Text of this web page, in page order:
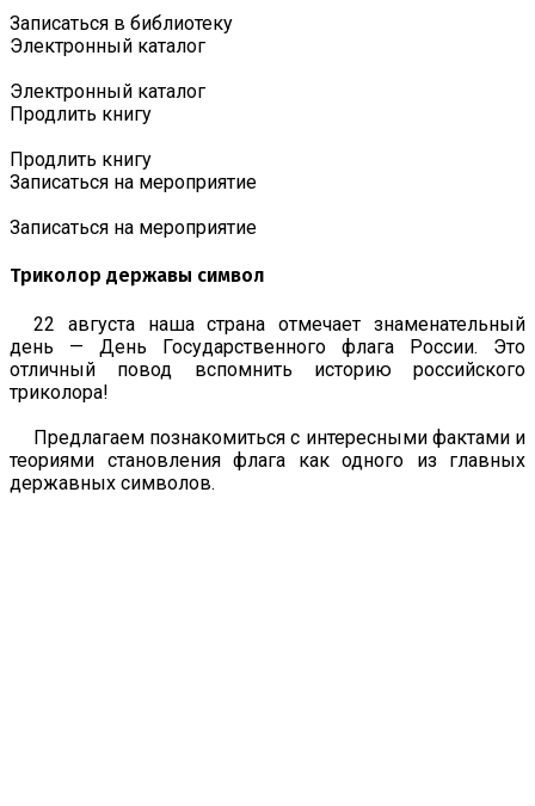
Записаться в библиотеку
Электронный каталог
Электронный каталог
Продлить книгу
Продлить книгу
Записаться на мероприятие
Записаться на мероприятие
Триколор державы символ
22 августа наша страна отмечает знаменательный
день — День Государственного флага России. Это
отличный повод вспомнить историю российского
триколора!
Предлагаем познакомиться с интересными фактами и
теориями становления флага как одного из главных
державных символов.